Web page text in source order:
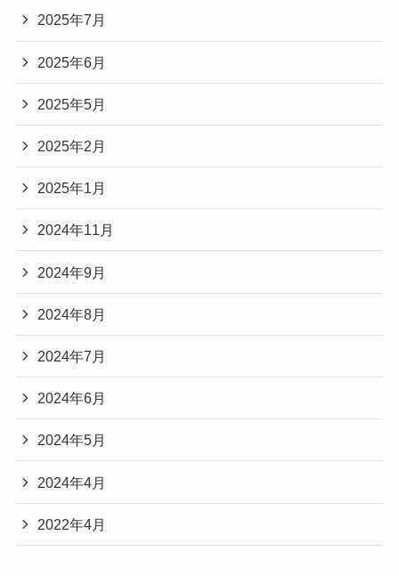
2025年7月
2025年6月
2025年5月
2025年2月
2025年1月
2024年11月
2024年9月
2024年8月
2024年7月
2024年6月
2024年5月
2024年4月
2022年4月